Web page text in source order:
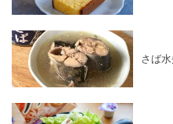
さば